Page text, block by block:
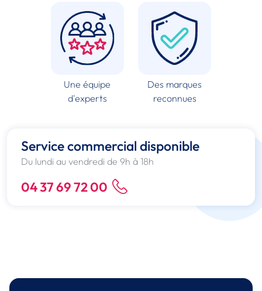
Une équipe
d'experts
Des marques
reconnues
Service commercial disponible
Du lundi au vendredi de 9h à 18h
04 37 69 72 00